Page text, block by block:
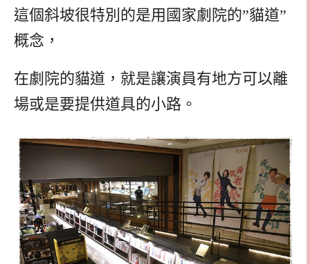
這個斜坡很特別的是用國家劇院的”貓道”
概念，
在劇院的貓道，就是讓演員有地方可以離
場或是要提供道具的小路。